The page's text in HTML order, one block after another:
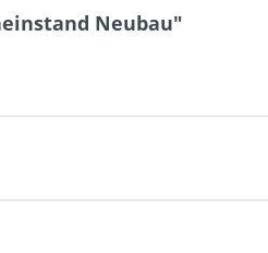
Neubau"